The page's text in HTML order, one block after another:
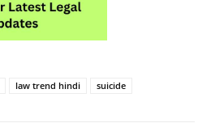
law trend hindi suicide